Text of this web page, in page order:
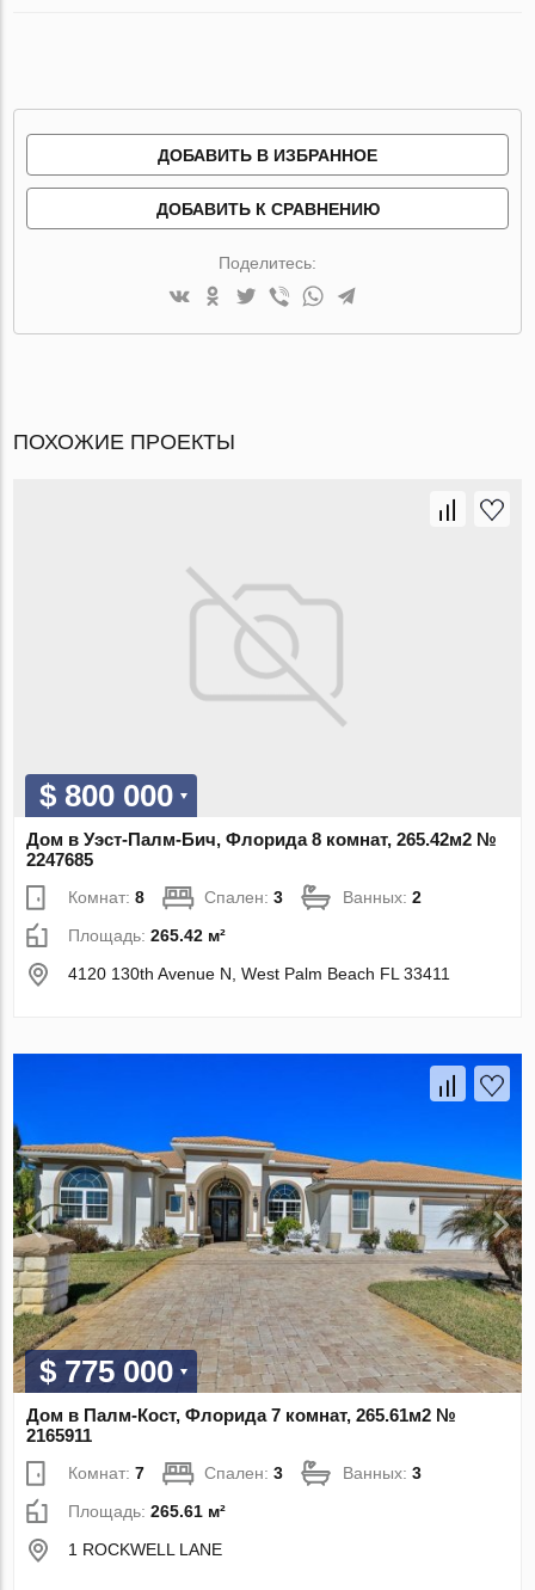
ДОБАВИТЬ В ИЗБРАННОЕ
ДОБАВИТЬ К СРАВНЕНИЮ
Поделитесь:
ПОХОЖИЕ ПРОЕКТЫ
$ 800 000
Дом в Уэст-Палм-Бич, Флорида 8 комнат, 265.42м2 №
2247685
Комнат:8 Спален:3 Ванных:2
Площадь:265.42 м²
4120 130th Avenue N, West Palm Beach FL 33411
$ 775 000
Дом в Палм-Кост, Флорида 7 комнат, 265.61м2 №
2165911
Комнат:7 Спален:3 Ванных:3
Площадь:265.61 м²
1 ROCKWELL LANE